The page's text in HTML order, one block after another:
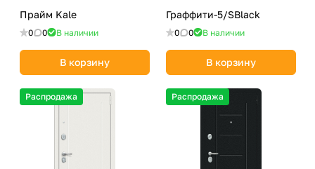
Прайм Kale
0 0 В наличии
В корзину
Граффити-5/SBlack
0 0 В наличии
В корзину
Распродажа Распродажа